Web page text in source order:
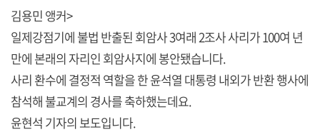
김용민 앵커>
일제강점기에 불법 반출된 회암사 3여래 2조사 사리가 100여 년
만에 본래의 자리인 회암사지에 봉안됐습니다.
사리 환수에 결정적 역할을 한 윤석열 대통령 내외가 반환 행사에
참석해 불교계의 경사를 축하했는데요.
윤현석 기자의 보도입니다.